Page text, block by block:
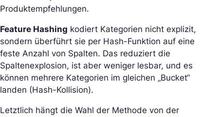
Produktempfehlungen.
Feature Hashing kodiert Kategorien nicht explizit,
sondern überführt sie per Hash-Funktion auf eine
feste Anzahl von Spalten. Das reduziert die
Spaltenexplosion, ist aber weniger lesbar, und es
können mehrere Kategorien im gleichen „Bucket“
landen (Hash-Kollision).
Letztlich hängt die Wahl der Methode von der